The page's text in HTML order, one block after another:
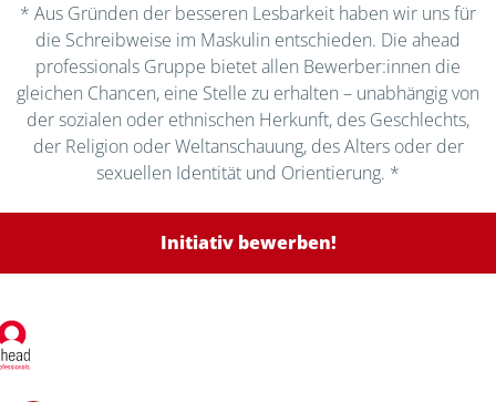
* Aus Gründen der besseren Lesbarkeit haben wir uns für
die Schreibweise im Maskulin entschieden. Die ahead
professionals Gruppe bietet allen Bewerber:innen die
gleichen Chancen, eine Stelle zu erhalten – unabhängig von
der sozialen oder ethnischen Herkunft, des Geschlechts,
der Religion oder Weltanschauung, des Alters oder der
sexuellen Identität und Orientierung. *
Initiativ bewerben!